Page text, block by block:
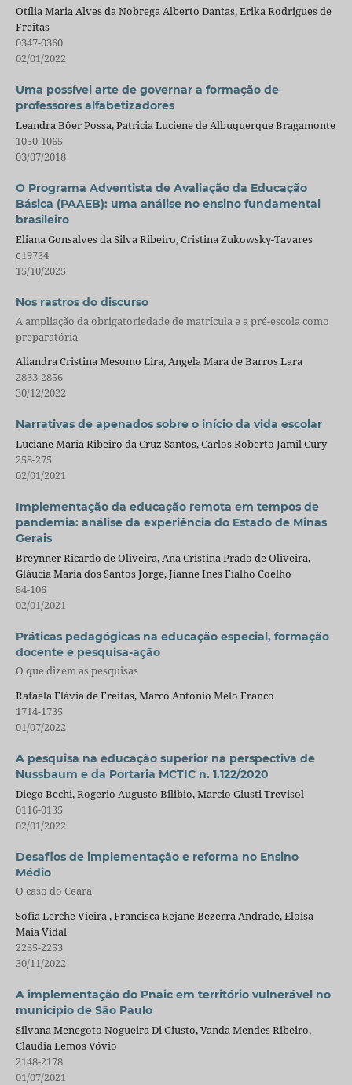
Otília Maria Alves da Nobrega Alberto Dantas, Erika Rodrigues de
Freitas
0347-0360
02/01/2022
Uma possível arte de governar a formação de
professores alfabetizadores
Leandra Bôer Possa, Patricia Luciene de Albuquerque Bragamonte
1050-1065
03/07/2018
O Programa Adventista de Avaliação da Educação
Básica (PAAEB): uma análise no ensino fundamental
brasileiro
Eliana Gonsalves da Silva Ribeiro, Cristina Zukowsky-Tavares
e19734
15/10/2025
Nos rastros do discurso
A ampliação da obrigatoriedade de matrícula e a pré-escola como
preparatória
Aliandra Cristina Mesomo Lira, Angela Mara de Barros Lara
2833-2856
30/12/2022
Narrativas de apenados sobre o início da vida escolar
Luciane Maria Ribeiro da Cruz Santos, Carlos Roberto Jamil Cury
258-275
02/01/2021
Implementação da educação remota em tempos de
pandemia: análise da experiência do Estado de Minas
Gerais
Breynner Ricardo de Oliveira, Ana Cristina Prado de Oliveira,
Gláucia Maria dos Santos Jorge, Jianne Ines Fialho Coelho
84-106
02/01/2021
Práticas pedagógicas na educação especial, formação
docente e pesquisa-ação
O que dizem as pesquisas
Rafaela Flávia de Freitas, Marco Antonio Melo Franco
1714-1735
01/07/2022
A pesquisa na educação superior na perspectiva de
Nussbaum e da Portaria MCTIC n. 1.122/2020
Diego Bechi, Rogerio Augusto Bilibio, Marcio Giusti Trevisol
0116-0135
02/01/2022
Desafios de implementação e reforma no Ensino
Médio
O caso do Ceará
Sofia Lerche Vieira , Francisca Rejane Bezerra Andrade, Eloisa
Maia Vidal
2235-2253
30/11/2022
A implementação do Pnaic em território vulnerável no
município de São Paulo
Silvana Menegoto Nogueira Di Giusto, Vanda Mendes Ribeiro,
Claudia Lemos Vóvio
2148-2178
01/07/2021